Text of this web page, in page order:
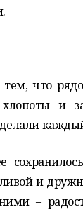
тем, что
и
и
–